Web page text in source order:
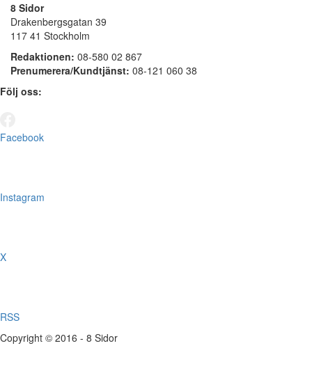
8 Sidor
Drakenbergsgatan 39
117 41 Stockholm
Redaktionen: 08-580 02 867
Prenumerera/Kundtjänst: 08-121 060 38
Följ oss:
Facebook
Instagram
X
RSS
Copyright © 2016 - 8 Sidor